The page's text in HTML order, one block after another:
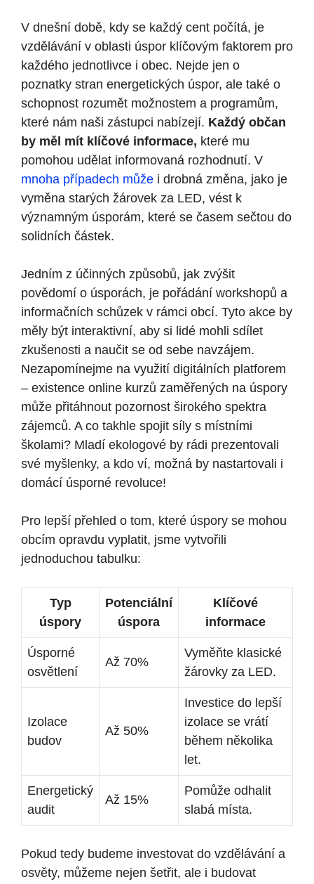
V dnešní době, kdy se každý cent počítá, je
vzdělávání v oblasti úspor klíčovým ⁤faktorem pro
každého jednotlivce‌ i obec. Nejde jen o
poznatky stran energetických úspor, ale také⁤ o
schopnost rozumět možnostem a programům,
které nám naši zástupci ⁢nabízejí. Každý občan
by měl mít ​klíčové informace, které mu
pomohou udělat informovaná rozhodnutí. V
mnoha případech může i⁢ drobná změna, jako je
vyměna⁣ starých žárovek za LED, vést k​
významným úsporám, které se časem sečtou ​do
solidních částek.
Jedním z ⁣účinných způsobů, jak​ zvýšit
povědomí o úsporách, je pořádání workshopů a
informačních schůzek v rámci obcí. Tyto akce by
měly být interaktivní, aby si⁢ lidé mohli sdílet
zkušenosti a naučit se od sebe navzájem.
Nezapomínejme na využití digitálních platforem
– existence online‍ kurzů zaměřených na úspory
může přitáhnout pozornost‍ širokého spektra
zájemců. A​ co takhle spojit síly s místními
školami? Mladí ekologové by rádi prezentovali
své myšlenky, a kdo ví, možná by nastartovali i
⁢domácí úsporné revoluce!
Pro lepší přehled o tom, které úspory se mohou
obcím opravdu vyplatit, jsme vytvořili
jednoduchou tabulku:
Typ‍
úspory
Potenciální
úspora
Klíčové
informace
Úsporné
osvětlení
Až 70%
Vyměňte klasické
žárovky za LED.
Izolace
budov
Až 50%
Investice do lepší⁣
izolace se vrátí
během⁤ několika
let.
Energetický
audit
Až 15%
Pomůže⁤ odhalit
slabá místa.
Pokud tedy budeme investovat do vzdělávání a
osvěty, můžeme nejen šetřit,​ ale i budovat